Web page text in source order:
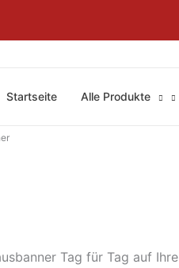
Startseite Alle Produkte
Tag für Tag auf Ihre